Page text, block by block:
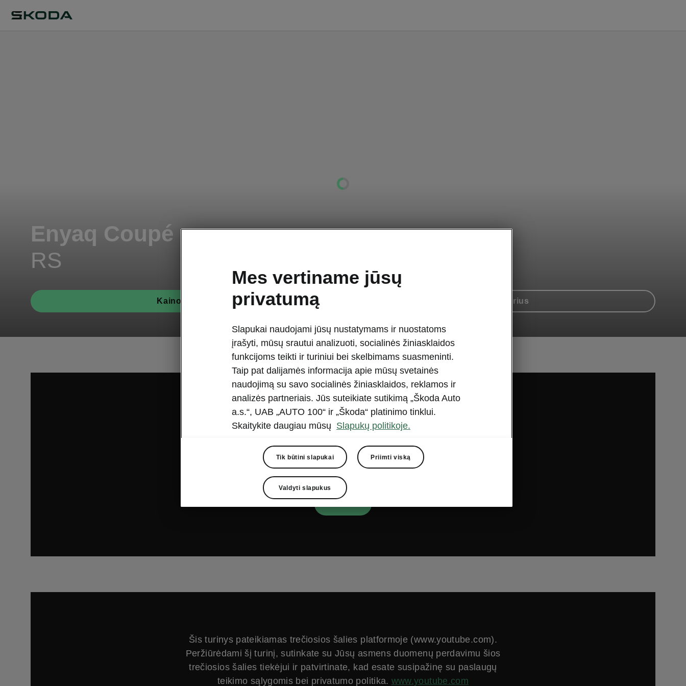
Enyaq Coupé
RS
Kainoraščiai Konfigūratorius
Šis turinys pateikiamas trečiosios šalies platformoje (www.youtube.com).
Peržiūrėdami šį turinį, sutinkate su Jūsų asmens duomenų perdavimu šios
trečiosios šalies tiekėjui ir patvirtinate, kad esate susipažinę su paslaugų
teikimo sąlygomis bei privatumo politika. www.youtube.com
Šis turinys pateikiamas trečiosios šalies platformoje (www.youtube.com).
Peržiūrėdami šį turinį, sutinkate su Jūsų asmens duomenų perdavimu šios
trečiosios šalies tiekėjui ir patvirtinate, kad esate susipažinę su paslaugų
teikimo sąlygomis bei privatumo politika. www.youtube.com
Mes vertiname jūsų
privatumą
Slapukai naudojami jūsų nustatymams ir nuostatoms
įrašyti, mūsų srautui analizuoti, socialinės žiniasklaidos
funkcijoms teikti ir turiniui bei skelbimams suasmeninti.
Taip pat dalijamės informacija apie mūsų svetainės
naudojimą su savo socialinės žiniasklaidos, reklamos ir
analizės partneriais. Jūs suteikiate sutikimą „Škoda Auto
a.s.“, UAB „AUTO 100“ ir „Škoda“ platinimo tinklui.
Skaitykite daugiau mūsų Slapukų politikoje.
Tik būtini slapukai Priimti viską
Valdyti slapukus